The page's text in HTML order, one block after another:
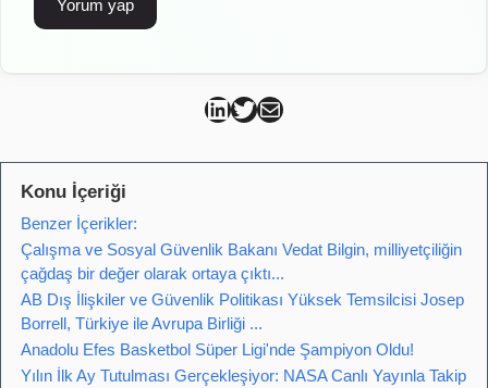
Can Kütahya Linkedin
Can Kütahya Twitter
Can Kütahya Mail
Konu İçeriği
Benzer İçerikler:
Çalışma ve Sosyal Güvenlik Bakanı Vedat Bilgin, milliyetçiliğin
çağdaş bir değer olarak ortaya çıktı...
AB Dış İlişkiler ve Güvenlik Politikası Yüksek Temsilcisi Josep
Borrell, Türkiye ile Avrupa Birliği ...
Anadolu Efes Basketbol Süper Ligi'nde Şampiyon Oldu!
Yılın İlk Ay Tutulması Gerçekleşiyor: NASA Canlı Yayınla Takip